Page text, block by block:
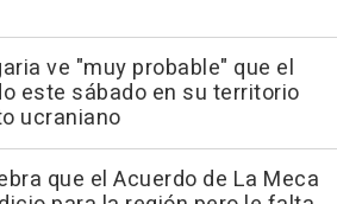
ve "muy probable" que el
este sábado en su territorio
ucraniano
que el Acuerdo de La Meca